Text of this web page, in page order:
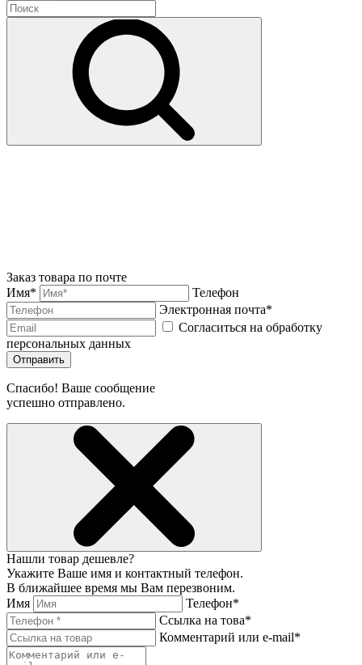
Заказ товара по почте
Имя*
Телефон
Электронная почта*
Согласиться на обработку
персональных данных
Отправить
Спасибо! Ваше сообщение
успешно отправлено.
Нашли товар дешевле?
Укажите Ваше имя и контактный телефон.
В ближайшее время мы Вам перезвоним.
Имя
Телефон*
Ссылка на това*
Комментарий или e-mail*